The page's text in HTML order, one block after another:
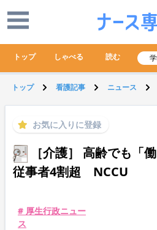
トップ しゃべる 読む
トップ 看護記事 ニュース
お気に入りに登録
［介護］ 高齢でも「
従事者4割超 NCCU
# 厚生行政ニュー
ス